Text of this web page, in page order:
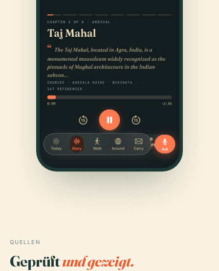
QUELLEN
Geprüftund gezeigt.